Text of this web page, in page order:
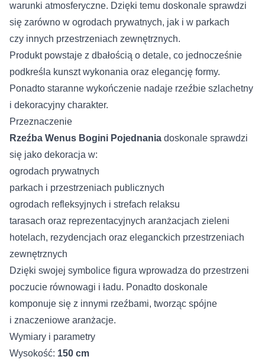
warunki atmosferyczne. Dzięki temu doskonale sprawdzi
się zarówno w ogrodach prywatnych, jak i w parkach
czy innych przestrzeniach zewnętrznych.
Produkt powstaje z dbałością o detale, co jednocześnie
podkreśla kunszt wykonania oraz elegancję formy.
Ponadto staranne wykończenie nadaje rzeźbie szlachetny
i dekoracyjny charakter.
Przeznaczenie
Rzeźba Wenus Bogini Pojednania doskonale sprawdzi
się jako dekoracja w:
ogrodach prywatnych
parkach i przestrzeniach publicznych
ogrodach refleksyjnych i strefach relaksu
tarasach oraz reprezentacyjnych aranżacjach zieleni
hotelach, rezydencjach oraz eleganckich przestrzeniach
zewnętrznych
Dzięki swojej symbolice figura wprowadza do przestrzeni
poczucie równowagi i ładu. Ponadto doskonale
komponuje się z innymi rzeźbami, tworząc spójne
i znaczeniowe aranżacje.
Wymiary i parametry
Wysokość: 150 cm